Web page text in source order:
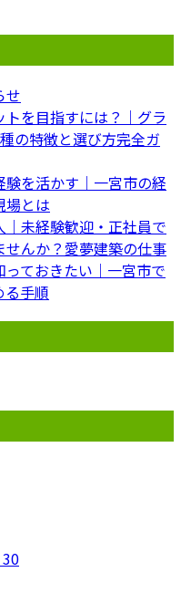
せ
を目指すには？｜グラ
の特徴と選び方完全ガ
を活かす｜一宮市の経
場とは
｜未経験歓迎・正社員で
んか？愛夢建築の仕事
ておきたい｜一宮市で
る手順
30